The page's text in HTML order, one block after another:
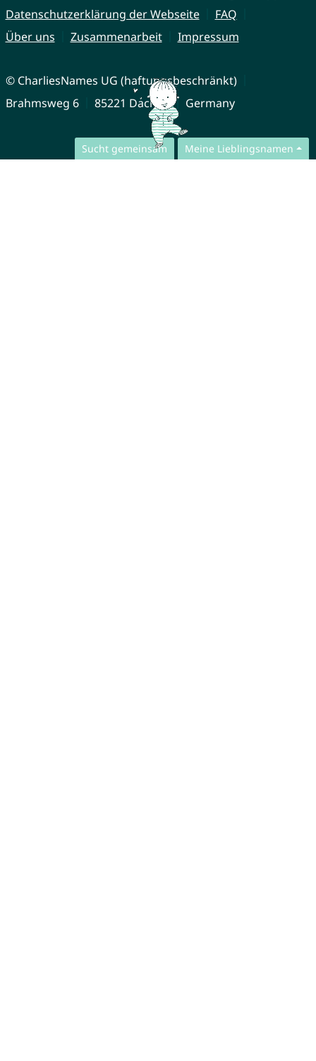
Sucht gemeinsam Meine Lieblingsnamen
Datenschutzerklärung der Webseite
FAQ
Über uns
Zusammenarbeit Impressum
© CharliesNames UG (haftungsbeschränkt)
Brahmsweg 6
85221 Dachau Germany